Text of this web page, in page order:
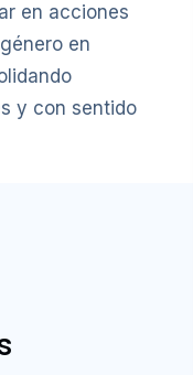
en acciones
en
y con sentido